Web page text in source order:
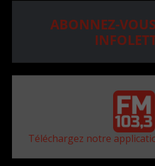
ABONNEZ-
Téléchargez notre